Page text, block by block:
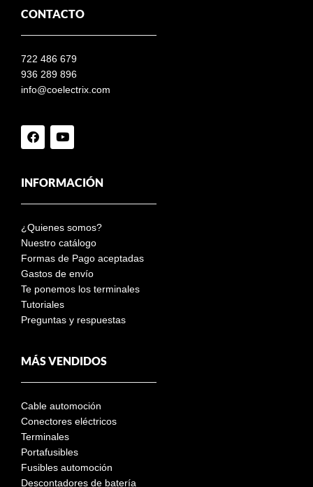
CONTACTO
722 486 679
936 289 896
info@coelectrix.com
INFORMACIÓN
¿Quienes somos?
Nuestro catálogo
Formas de Pago aceptadas
Gastos de envío
Te ponemos los terminales
Tutoriales
Preguntas y respuestas
MÁS VENDIDOS
Cable automoción
Conectores eléctricos
Terminales
Portafusibles
Fusibles automoción
Descontadores de batería